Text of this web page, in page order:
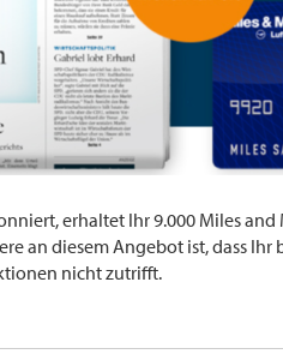
erhaltet Ihr 9.000 Miles
an diesem Angebot ist, dass
nicht zutrifft.